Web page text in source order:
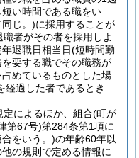
い時間である職をい
じ。)に採用することが
者がその者を採用しよ
退職日相当日(短時間勤
要する職でその職務が
めているものとした場
経過した者であるとき
定によるほか、組合(町が
第67号)第284条第1項に
をいう。)の年齢60年以
の規則で定める情報に